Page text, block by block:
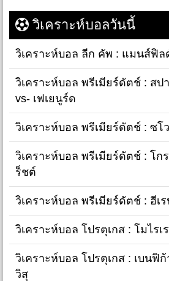
วิเคราะห์บอลวันนี้
วิเคราะห์บอล ลีก คัพ : แมนส์ฟิล
วิเคราะห์บอล พรีเมียร์ดัตช์ : สป
vs- เฟเยนูร์ด
วิเคราะห์บอล พรีเมียร์ดัตช์ : ซโ
วิเคราะห์บอล พรีเมียร์ดัตช์ : โก
ร็ชต์
วิเคราะห์บอล พรีเมียร์ดัตช์ : ฮีเ
วิเคราะห์บอล โปรตุเกส : โมไรเ
วิเคราะห์บอล โปรตุเกส : เบนฟิ
วิสุ